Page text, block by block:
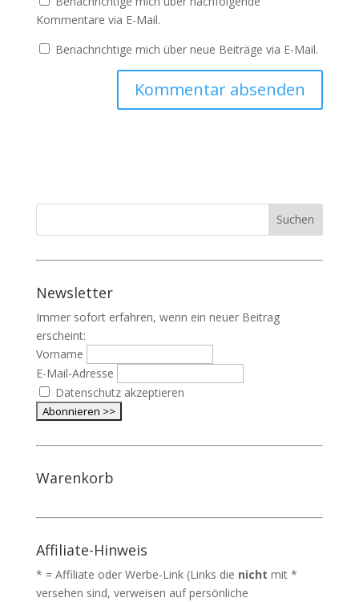
Kommentare via E-Mail.
Benachrichtige mich über neue Beiträge via E-Mail.
Newsletter
Immer sofort erfahren, wenn ein neuer Beitrag
erscheint:
Vorname
E-Mail-Adresse
Datenschutz akzeptieren
Warenkorb
Affiliate-Hinweis
* = Affiliate oder Werbe-Link (Links die nicht mit *
versehen sind, verweisen auf persönliche